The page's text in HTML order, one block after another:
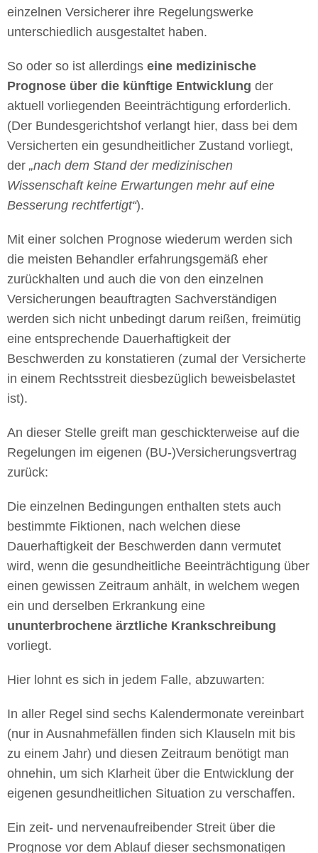
einzelnen Versicherer ihre Regelungswerke
unterschiedlich ausgestaltet haben.
So oder so ist allerdings eine medizinische
Prognose über die künftige Entwicklung der
aktuell vorliegenden Beeinträchtigung erforderlich.
(Der Bundesgerichtshof verlangt hier, dass bei dem
Versicherten ein gesundheitlicher Zustand vorliegt,
der „nach dem Stand der medizinischen
Wissenschaft keine Erwartungen mehr auf eine
Besserung rechtfertigt“).
Mit einer solchen Prognose wiederum werden sich
die meisten Behandler erfahrungsgemäß eher
zurückhalten und auch die von den einzelnen
Versicherungen beauftragten Sachverständigen
werden sich nicht unbedingt darum reißen, freimütig
eine entsprechende Dauerhaftigkeit der
Beschwerden zu konstatieren (zumal der Versicherte
in einem Rechtsstreit diesbezüglich beweisbelastet
ist).
An dieser Stelle greift man geschickterweise auf die
Regelungen im eigenen (BU-)Versicherungsvertrag
zurück:
Die einzelnen Bedingungen enthalten stets auch
bestimmte Fiktionen, nach welchen diese
Dauerhaftigkeit der Beschwerden dann vermutet
wird, wenn die gesundheitliche Beeinträchtigung über
einen gewissen Zeitraum anhält, in welchem wegen
ein und derselben Erkrankung eine
ununterbrochene ärztliche Krankschreibung
vorliegt.
Hier lohnt es sich in jedem Falle, abzuwarten:
In aller Regel sind sechs Kalendermonate vereinbart
(nur in Ausnahmefällen finden sich Klauseln mit bis
zu einem Jahr) und diesen Zeitraum benötigt man
ohnehin, um sich Klarheit über die Entwicklung der
eigenen gesundheitlichen Situation zu verschaffen.
Ein zeit- und nervenaufreibender Streit über die
Prognose vor dem Ablauf dieser sechsmonatigen